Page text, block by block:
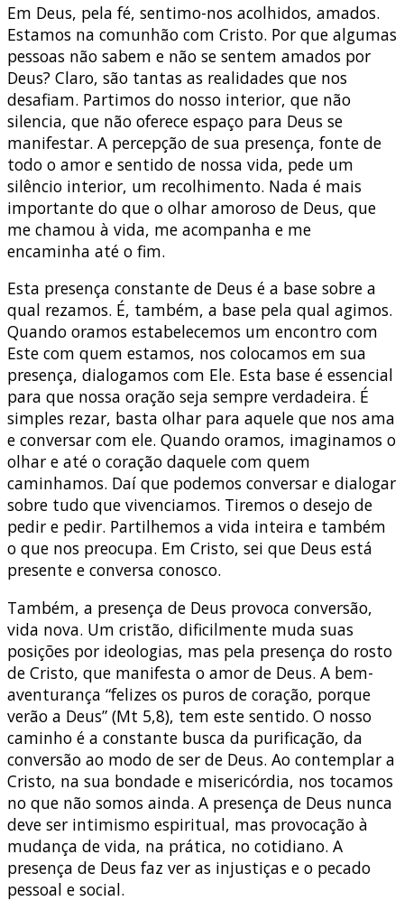
Em Deus, pela fé, sentimo-nos acolhidos, amados.
Estamos na comunhão com Cristo. Por que algumas
pessoas não sabem e não se sentem amados por
Deus? Claro, são tantas as realidades que nos
desafiam. Partimos do nosso interior, que não
silencia, que não oferece espaço para Deus se
manifestar. A percepção de sua presença, fonte de
todo o amor e sentido de nossa vida, pede um
silêncio interior, um recolhimento. Nada é mais
importante do que o olhar amoroso de Deus, que
me chamou à vida, me acompanha e me
encaminha até o fim.
Esta presença constante de Deus é a base sobre a
qual rezamos. É, também, a base pela qual agimos.
Quando oramos estabelecemos um encontro com
Este com quem estamos, nos colocamos em sua
presença, dialogamos com Ele. Esta base é essencial
para que nossa oração seja sempre verdadeira. É
simples rezar, basta olhar para aquele que nos ama
e conversar com ele. Quando oramos, imaginamos o
olhar e até o coração daquele com quem
caminhamos. Daí que podemos conversar e dialogar
sobre tudo que vivenciamos. Tiremos o desejo de
pedir e pedir. Partilhemos a vida inteira e também
o que nos preocupa. Em Cristo, sei que Deus está
presente e conversa conosco.
Também, a presença de Deus provoca conversão,
vida nova. Um cristão, dificilmente muda suas
posições por ideologias, mas pela presença do rosto
de Cristo, que manifesta o amor de Deus. A bem-
aventurança “felizes os puros de coração, porque
verão a Deus” (Mt 5,8), tem este sentido. O nosso
caminho é a constante busca da purificação, da
conversão ao modo de ser de Deus. Ao contemplar a
Cristo, na sua bondade e misericórdia, nos tocamos
no que não somos ainda. A presença de Deus nunca
deve ser intimismo espiritual, mas provocação à
mudança de vida, na prática, no cotidiano. A
presença de Deus faz ver as injustiças e o pecado
pessoal e social.